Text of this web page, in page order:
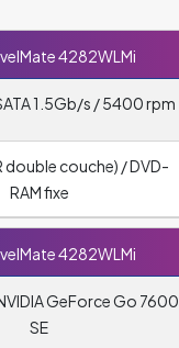
4282WLMi
1.5Gb/s / 5400 rpm
double couche) / DVD-
RAM fixe
4282WLMi
GeForce Go 7600
SE